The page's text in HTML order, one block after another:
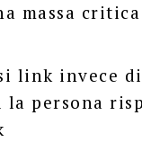
massa
link invece
persona